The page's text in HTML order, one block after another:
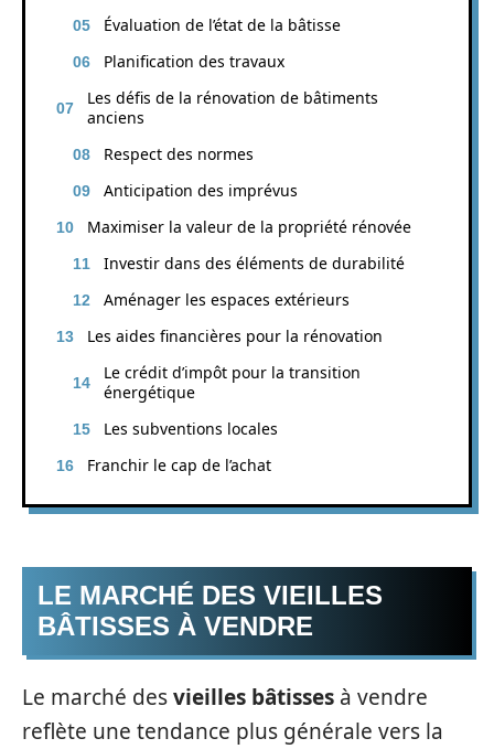
Évaluation de l’état de la bâtisse
Planification des travaux
Les défis de la rénovation de bâtiments
anciens
Respect des normes
Anticipation des imprévus
Maximiser la valeur de la propriété rénovée
Investir dans des éléments de durabilité
Aménager les espaces extérieurs
Les aides financières pour la rénovation
Le crédit d’impôt pour la transition
énergétique
Les subventions locales
Franchir le cap de l’achat
LE MARCHÉ DES VIEILLES
BÂTISSES À VENDRE
Le marché desvieilles bâtisses à vendre
reflète une tendance plus générale vers la